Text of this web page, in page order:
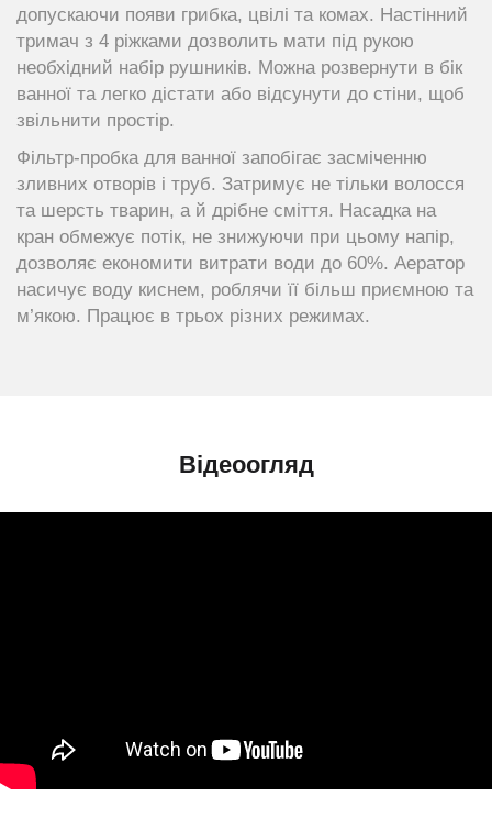
допускаючи появи грибка, цвілі та комах. Настінний
тримач з 4 ріжками дозволить мати під рукою
необхідний набір рушників. Можна розвернути в бік
ванної та легко дістати або відсунути до стіни, щоб
звільнити простір.
Фільтр-пробка для ванної запобігає засміченню
зливних отворів і труб. Затримує не тільки волосся
та шерсть тварин, а й дрібне сміття. Насадка на
кран обмежує потік, не знижуючи при цьому напір,
дозволяє економити витрати води до 60%. Аератор
насичує воду киснем, роблячи її більш приємною та
м’якою. Працює в трьох різних режимах.
Відеоогляд